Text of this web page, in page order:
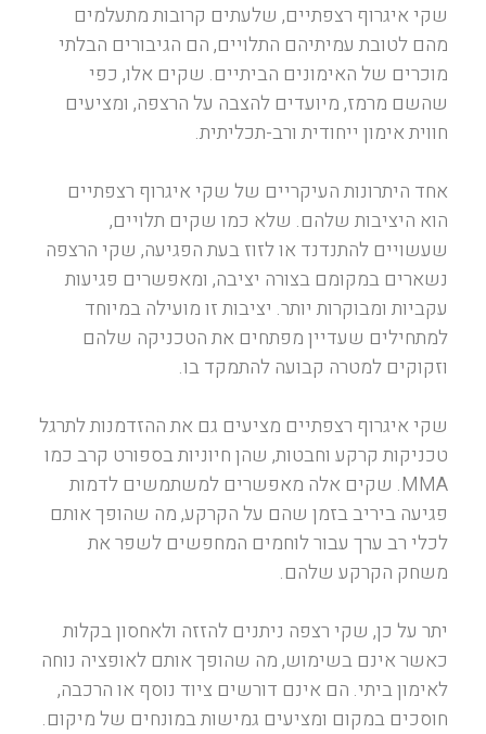
שקי איגרוף רצפתיים, שלעתים קרובות מתעלמים
מהם לטובת עמיתיהם התלויים, הם הגיבורים הבלתי
מוכרים של האימונים הביתיים. שקים אלו, כפי
שהשם מרמז, מיועדים להצבה על הרצפה, ומציעים
חווית אימון ייחודית ורב-תכליתית.
אחד היתרונות העיקריים של שקי איגרוף רצפתיים
הוא היציבות שלהם. שלא כמו שקים תלויים,
שעשויים להתנדנד או לזוז בעת הפגיעה, שקי הרצפה
נשארים במקומם בצורה יציבה, ומאפשרים פגיעות
עקביות ומבוקרות יותר. יציבות זו מועילה במיוחד
למתחילים שעדיין מפתחים את הטכניקה שלהם
וזקוקים למטרה קבועה להתמקד בו.
שקי איגרוף רצפתיים מציעים גם את ההזדמנות לתרגל
טכניקות קרקע וחבטות, שהן חיוניות בספורט קרב כמו
MMA. שקים אלה מאפשרים למשתמשים לדמות
פגיעה ביריב בזמן שהם על הקרקע, מה שהופך אותם
לכלי רב ערך עבור לוחמים המחפשים לשפר את
משחק הקרקע שלהם.
יתר על כן, שקי רצפה ניתנים להזזה ולאחסון בקלות
כאשר אינם בשימוש, מה שהופך אותם לאופציה נוחה
לאימון ביתי. הם אינם דורשים ציוד נוסף או הרכבה,
חוסכים במקום ומציעים גמישות במונחים של מיקום.